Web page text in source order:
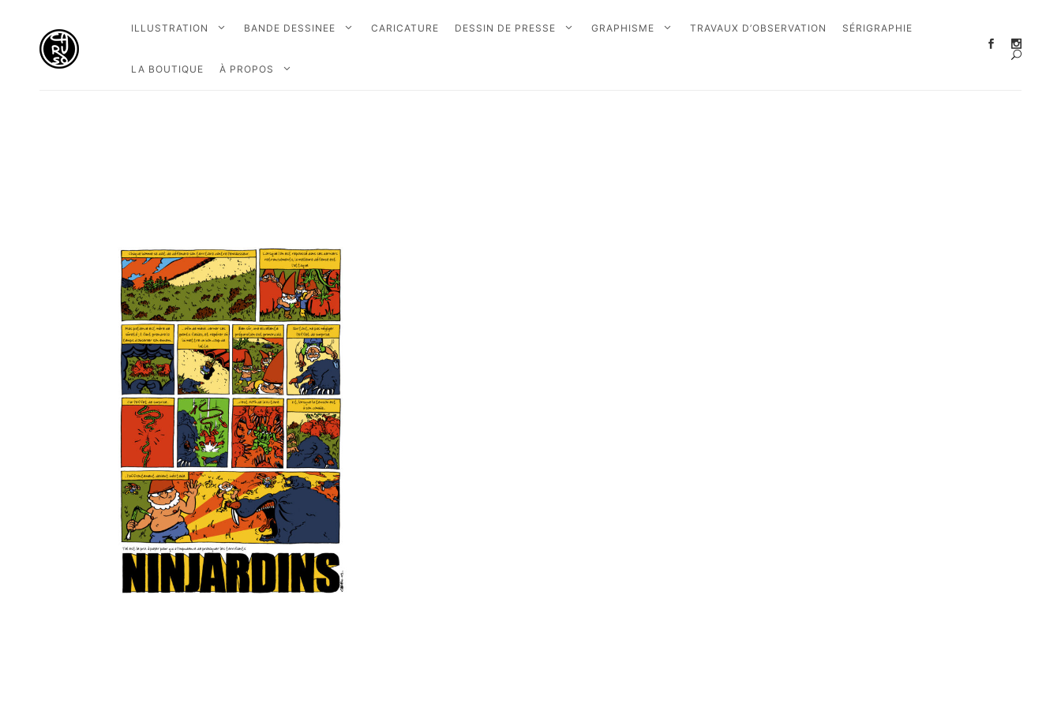
ILLUSTRATION BANDE DESSINEE CARICATURE DESSIN DE PRESSE GRAPHISME TRAVAUX D’OBSERVATION SÉRIGRAPHIE
LA BOUTIQUE À PROPOS